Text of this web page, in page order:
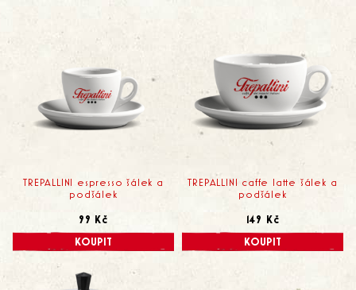
TREPALLINI espresso šálek a
podšálek
99 Kč
KOUPIT
TREPALLINI caffe latte šálek a
podšálek
149 Kč
KOUPIT